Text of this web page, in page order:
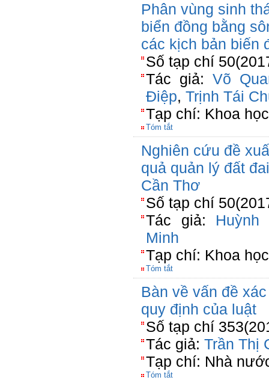
Phân vùng sinh
biển đồng bằng
các kịch bản biến
Số tạp chí
Tác giả:Võ
Điệp, Trịnh Tái
Tạp chí: Khoa
Tóm tắt
Nghiên cứu đề
quả quản lý đất
Cần Thơ
Số tạp chí
Tác giả: Huỳnh
Minh
Tạp chí: Khoa
Tóm tắt
Bàn về vấn đề
quy định của luật
Số tạp chí
Tác giả: Trần Thị
Tạp chí: Nhà
Tóm tắt